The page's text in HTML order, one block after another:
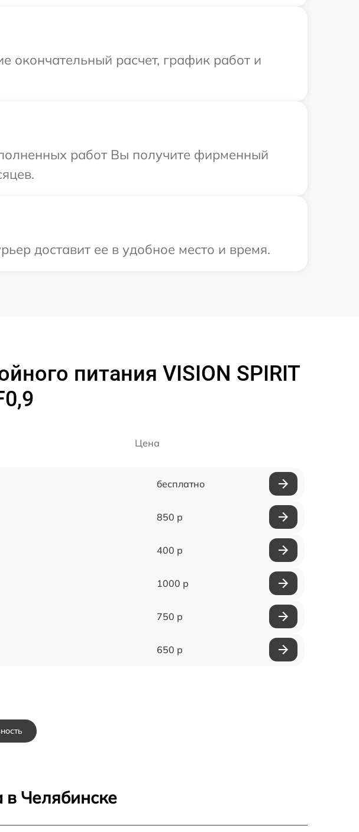
окончательный расчет, график работ и
работ Вы получите фирменный
доставит ее в удобное место и время.
питания VISION SPIRIT
Цена
бесплатно
850 р
400 р
1000 р
750 р
650 р
в Челябинске